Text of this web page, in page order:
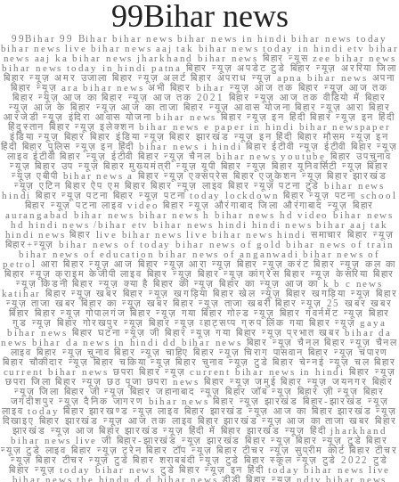
99Bihar news
99Bihar 99 Bihar bihar news bihar news in hindi bihar news today
bihar news live bihar news aaj tak bihar news today in hindi etv bihar
news aaj ka bihar news jharkhand bihar news बिहार न्यूस zee bihar news
bihar news today in hindi patna बिहार न्यूज़ अपडेट टुडे बिहार न्यूज़ अररिया जिला
बिहार न्यूज़ अमर उजाला बिहार न्यूज़ अलर्ट बिहार अपराध न्यूज़ apna bihar news अपना
बिहार न्यूज़ ara bihar news अभी बिहार bihar न्यूज़ आज तक बिहार न्यूज़ आज तक
बिहार न्यूज़ आज का बिहार न्यूज़ आज तक 2021 बिहार न्यूज़ आज तक वीडियो में बिहार
न्यूज़ आज के बिहार न्यूज़ आज का ताजा बिहार न्यूज़ आवास योजना बिहार न्यूज़ आरा बिहार
आरजेडी न्यूज़ इंदिरा आवास योजना bihar news बिहार न्यूज़ इन हिंदी बिहार न्यूज़ इन हिंदी
हिंदुस्तान बिहार न्यूज़ इलेक्शन bihar news e paper in hindi bihar newspaper
इंडिया न्यूज़ बिहार बिहार इंडिया न्यूज़ बिहार झारखंड न्यूज़ इन हिंदी बिहार मौसम न्यूज़ इन
हिंदी बिहार पुलिस न्यूज़ इन हिंदी bihar news i hindi बिहार ईटीवी न्यूज़ ईटीवी बिहार न्यूज़
लाइव ईटीवी बिहार न्यूज़ ईटीवी बिहार न्यूज़ चैनल bihar news youtube बिहार उपचुनाव
न्यूज़ बिहार उप न्यूज़ बिहार मुख्यमंत्री न्यूज़ यूपी बिहार न्यूज़ बिहार यूनिवर्सिटी न्यूज़ बिहार
न्यूज़ एबीपी bihar news a बिहार न्यूज़ एक्सप्रेस बिहार एजुकेशन न्यूज़ बिहार झारखंड
न्यूज़ एटिन बिहार ऐप एम बिहार बिहार न्यूज़ लाइव बिहार न्यूज़ पटना टुडे bihar news
hindi बिहार न्यूज़ पटना बिहार न्यूज़ पटना today lockdown बिहार न्यूज़ पटना school
बिहार न्यूज़ पटना लाइव video बिहार न्यूज़ औरंगाबाद जिला औरंगाबाद न्यूज़ बिहार
aurangabad bihar news bihar news h bihar news hd video bihar news
hd hindi news /bihar etv bihar news hindi hindi news bihar aaj tak
hindi news बिहार live bihar news live bihar news hindi समाचार बिहार न्यूज़
बिहार+न्यूज़ bihar news of today bihar news of gold bihar news of train
bihar news of education bihar news of anganwadi bihar news of
petrol आरा बिहार न्यूज़ आज बिहार न्यूज़ आरा न्यूज़ बिहार न्यूज़ करंट बिहार न्यूज़ कल का
बिहार न्यूज़ क्राइम केजीपी लाइव बिहार न्यूज़ बिहार न्यूज़ कांग्रेस बिहार न्यूज़ केसरिया बिहार
न्यूज़ किडनी बिहार न्यूज़ क्या है बिहार की न्यूज़ बिहार का न्यूज़ आज का k b c news
katihar बिहार न्यूज़ खबर बिहार न्यूज़ खगड़िया बिहार खेल न्यूज़ बिहार खगड़िया न्यूज़ बिहार
न्यूज़ ताजा खबर बिहार का न्यूज़ खबर बिहार न्यूज़ ताजा खबरी बिहार न्यूज़ 25 खबर खबर
बिहार बिहार न्यूज़ गोपालगंज बिहार न्यूज़ गया बिहार गोल्ड न्यूज़ बिहार गवर्नमेंट न्यूज़ बिहार
गुड न्यूज़ बिहार गोरखपुर न्यूज़ बिहार न्यूज़ व्हाट्सप्प ग्रुप लिंक गया बिहार न्यूज़ gaya
bihar news बिहार घटना न्यूज़ जी बिहार न्यूज़ गया बिहार न्यूज़ प्रभात खबर bihar da
news bihar da news in hindi dd bihar news बिहार न्यूज़ चैनल बिहार न्यूज़ चैनल
लाइव बिहार न्यूज़ चुनाव बिहार न्यूज़ चाहिए बिहार न्यूज़ चिराग पासवान बिहार न्यूज़ चंपारण
बिहार चौकीदार न्यूज़ बिहार चकिया न्यूज़ बिहार चुनाव न्यूज़ टुडे बिहार चेन्नई न्यूज़ चल बिहार
current bihar news छपरा बिहार न्यूज़ current bihar news in hindi बिहार न्यूज़
छपरा जिला बिहार न्यूज़ छठ पूजा छपरा news बिहार न्यूज़ जमुई बिहार न्यूज़ जयनगर बिहार
न्यूज़ जिला बिहार जी न्यूज़ बिहार जहानाबाद न्यूज़ बिहार जॉब न्यूज़ बिहार ज़ी न्यूज़ बिहार
जगदीशपुर न्यूज़ दैनिक जागरण bihar news बिहार न्यूज़ झारखंड बिहार-झारखंड न्यूज़
लाइव today बिहार झारखण्ड न्यूज़ लाइव बिहार झारखंड न्यूज़ आज का बिहार झारखंड न्यूज़
दिखाइए बिहार झारखंड न्यूज़ आज तक लाइव बिहार झारखंड न्यूज़ आज का ताजा खबर बिहार
झारखंड न्यूज़ आज बिहार झारखंड न्यूज़ हिंदी में बिहार झारखंड न्यूज़ हिंदी jharkhand
bihar news live जी बिहार-झारखंड न्यूज़ झारखंड बिहार न्यूज़ बिहार न्यूज़ टुडे बिहार
न्यूज़ टुडे लाइव बिहार न्यूज़ ट्रेन बिहार टॉप न्यूज़ बिहार टीचर न्यूज़ सुप्रीम कोर्ट बिहार टीचर
न्यूज़ बिहार टीचर न्यूज़ टुडे बिहार शराबबंदी न्यूज़ टुडे बिहार स्कूल न्यूज़ टुडे 2022 टुडे
बिहार न्यूज़ today bihar news टुडे बिहार न्यूज़ इन हिंदी today bihar news live
bihar news the hindu d d bihar news डीडी बिहार न्यूज़ ndtv bihar news